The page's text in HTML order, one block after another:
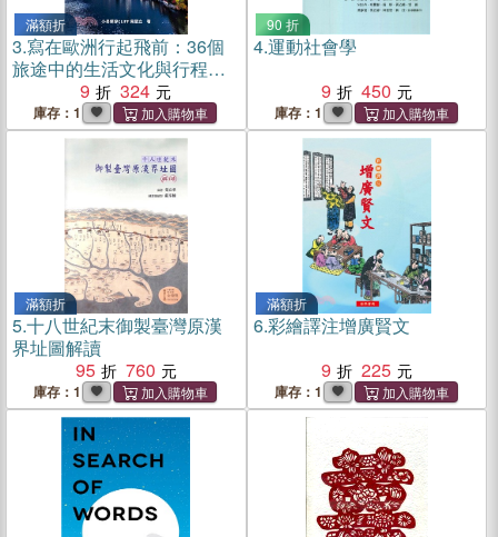
滿額折
3.寫在歐洲行起飛前：36個
旅途中的生活文化與行程規
9 324
庫存：1
90 折
4.運動社會學
9
450
庫存：1
滿額折
5.十八世紀末御製臺灣原漢
界址圖解讀
95
760
庫存：1
滿額折
6.彩繪譯注增廣賢文
9
225
庫存：1